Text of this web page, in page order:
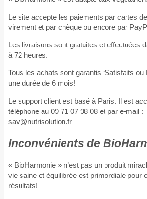
Le site accepte les paiements par cartes
virement et par chèque ou encore par
Les livraisons sont gratuites et effectuées
à 72 heures.
Tous les achats sont garantis ‘Satisfaits ou
une durée de 6 mois!
Le support client est basé à Paris. Il est
téléphone au 09 71 07 98 08 et par e-mail :
sav@nutrisolution.fr
Inconvénients de
« BioHarmonie » n’est pas un produit
vie saine et équilibrée est primordiale pour
résultats!